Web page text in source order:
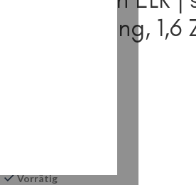
Holz, Messing, 1,6
Vorrätig